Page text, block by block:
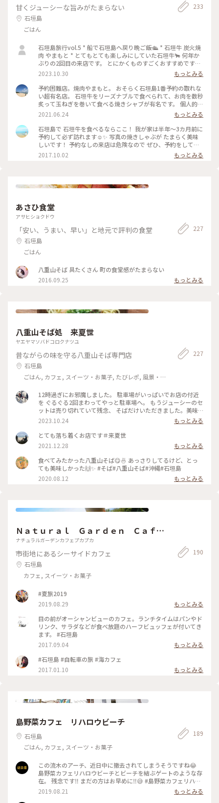
甘くジューシーな旨みがたまらない
石垣島
ごはん
233
石垣島旅行vol.5 * 船で石垣島へ戻り晩ご飯🛳 * 石垣牛 炭火焼
肉 やまもと * とてもとても楽しみにしていた石垣牛🐂 何年か
ぶりの2回目の来店です。 とにかくものすごくおすすめです🍖
💗 ニコタンがほろっほろで最高✨ おいしすぎてしあわせすぎ
ました💗 * 2023.10.27 * #石垣島 #ディナー #焼肉
2023.10.30
もっとみる
予約困難店。焼肉やまもと。 おそらく石垣島1番予約の取れな
い超有名店。 石垣牛をリーズナブルで食べられて、お肉を数秒
炙って玉ねぎを巻いて食べる焼きシャブが有名です。 個人的に
は、サイドメニューの赤むすびが好きです。 一応、私は石垣島
を訪れる度に必ず行けてますが、ハイシーズンは3ヶ月予約で
いっぱいということもしはしば。 私も毎回2〜3ヶ月前には予
約しますが、それでもちょうど良い時間はいっぱいもありま
す。 行かれる際はかなり早めの予約をすることをおすすめしま
す。 あと、時間帯も早めではないと人気部位は完売になりま
す。 #人気店#焼肉#石垣島#百名店
2021.06.24
もっとみる
石垣島で 石垣牛を食べるならここ！ 我が家は半年〜3カ月前に
予約して必ず訪れます☺️✨ 写真の焼きしゃぶが たまらく美味
しいです！ 予約なしの来店は危険なので ぜひ、予約をして行
って下さい★ #石垣牛#石垣島#焼肉 #やまもと
2017.10.02 もっとみる
あさひ食堂
アサヒショクドウ
「安い、うまい、早い」と地元で評判の食堂
石垣島
ごはん
227
八重山そば 具たくさん 町の食堂感がたまらない
2016.09.25
もっとみる
八重山そば処 来夏世
ヤエヤマソバドコロクナツユ
昔ながらの味を守る八重山そば専門店
石垣島
ごはん, カフェ, スイーツ・お菓子, たびレポ, 風景・
227
12時過ぎにお邪魔しました。 駐車場がいっぱいでお店の付近
を ぐるぐる2回まわってやっと駐車場へ。 もうジューシーのセ
ットは売り切れていて残念、 そばだけいただきました。美味
しかった！
2023.10.24
もっとみる
とても落ち着くお店です＃来夏世
2021.12.28
もっとみる
食べてみたかった八重山そば😋🍜 あっさりしてるけど、とっ
ても美味しかった🙌✨ #そば#八重山そば#沖縄#石垣島
2020.08.12
もっとみる
Ｎａｔｕｒａｌ Ｇａｒｄｅｎ Ｃａｆ
ｅ ＰＵＦＦ ＰＵＦＦ
ナチュラルガーデンカフェプカプカ
市街地にあるシーサイドカフェ
石垣島
カフェ, スイーツ・お菓子
190
#夏旅2019
2019.08.29
もっとみる
目の前がオーシャンビューのカフェ。ランチタイムはパンやド
リンク、サラダなどが食べ放題のハーフビュッフェが付いてき
ます。 #石垣島
2017.09.04
もっとみる
#石垣島 #自転車の旅 #海カフェ
2017.01.10
もっとみる
島野菜カフェ リハロウビーチ
石垣島
ごはん, カフェ, スイーツ・お菓子
189
この流木のアーチ、近日中に撤去されてしまうそうですね😂
島野菜カフェリハロウビーチとビーチを結ぶゲートのような存
在。 残念です‼️ まだの方はお早めに‼️😅 #島野菜カフェリハロ
ウビーチ #流木のアーチ #撤去 #石垣島 #リハロウビーチ
2019.08.21
もっとみる